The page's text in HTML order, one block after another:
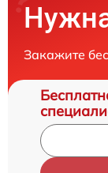
Закажите